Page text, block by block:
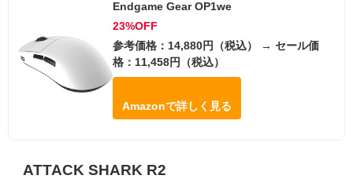
Endgame Gear OP1we
23%OFF
参考価格：14,880円（税込） → セール価
格：11,458円（税込）
Amazonで詳しく見る
ATTACK SHARK R2